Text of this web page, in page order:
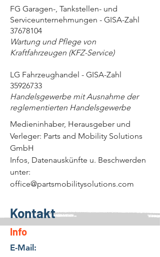
FG Garagen-, Tankstellen- und
Serviceunternehmungen - GISA-Zahl
37678104
Wartung und Pflege von
Kraftfahrzeugen (KFZ-Service)
LG Fahrzeughandel - GISA-Zahl
35926733
Handelsgewerbe mit Ausnahme der
reglementierten Handelsgewerbe
Medieninhaber, Herausgeber und
Verleger: Parts and Mobility Solutions
GmbH
Infos, Datenauskünfte u. Beschwerden
unter:
office@partsmobilitysolutions.com
Kontakt
Info
E-Mail: